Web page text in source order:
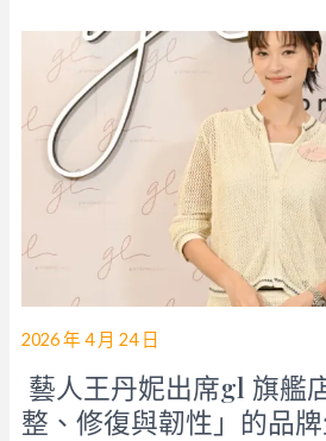
2026 年 4 月 24 日
藝人王丹妮出席gl 旗艦
整、修復與韌性」的品